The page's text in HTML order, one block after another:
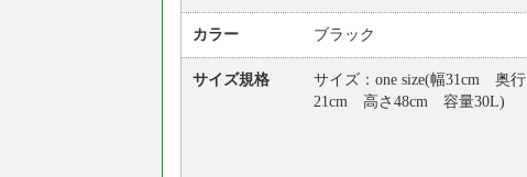
カラー ブラック
サイズ規格
サイズ：one size(幅31cm 奥行
21cm 高さ48cm 容量30L)